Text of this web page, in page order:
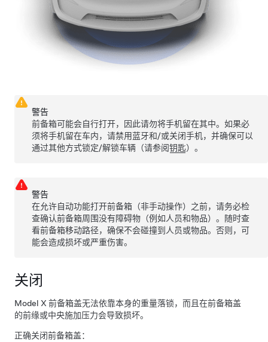
警告
前备箱可能会自行打开，因此请勿将手机留在其中。如果必
须将手机留在车内，请禁用蓝牙和/或关闭手机，并确保可以
通过其他方式锁定/解锁车辆（请参阅钥匙）。
警告
在允许自动功能打开前备箱（非手动操作）之前，请务必检
查确认前备箱周围没有障碍物（例如人员和物品）。随时查
看前备箱移动路径，确保不会碰撞到人员或物品。否则，可
能会造成损坏或严重伤害。
关闭
Model X 前备箱盖无法依靠本身的重量落锁，而且在前备箱盖
的前缘或中央施加压力会导致损坏。
正确关闭前备箱盖：